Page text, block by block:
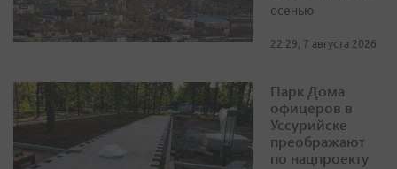
осенью
22:29, 7 августа 2026
Парк Дома
офицеров в
Уссурийске
преображают
по нацпроекту